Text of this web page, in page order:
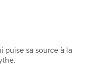
puise sa source à la